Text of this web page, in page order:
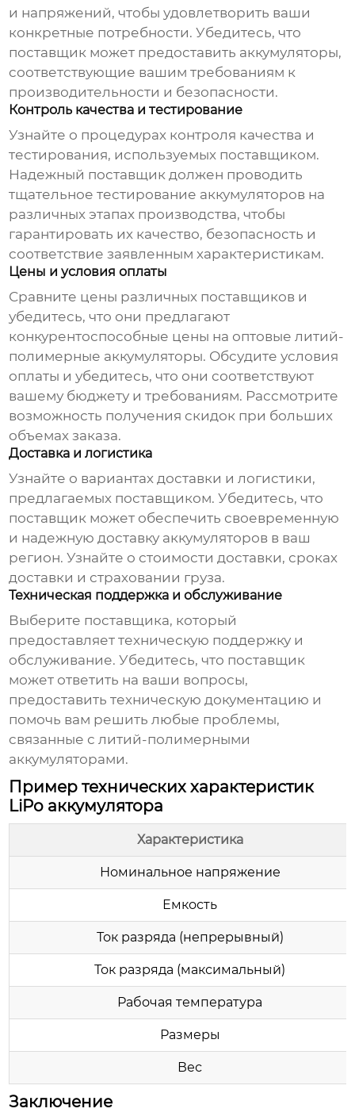
и напряжений, чтобы удовлетворить ваши
конкретные потребности. Убедитесь, что
поставщик может предоставить аккумуляторы,
соответствующие вашим требованиям к
производительности и безопасности.
Контроль качества и тестирование
Узнайте о процедурах контроля качества и
тестирования, используемых поставщиком.
Надежный поставщик должен проводить
тщательное тестирование аккумуляторов на
различных этапах производства, чтобы
гарантировать их качество, безопасность и
соответствие заявленным характеристикам.
Цены и условия оплаты
Сравните цены различных поставщиков и
убедитесь, что они предлагают
конкурентоспособные цены на оптовые литий-
полимерные аккумуляторы. Обсудите условия
оплаты и убедитесь, что они соответствуют
вашему бюджету и требованиям. Рассмотрите
возможность получения скидок при больших
объемах заказа.
Доставка и логистика
Узнайте о вариантах доставки и логистики,
предлагаемых поставщиком. Убедитесь, что
поставщик может обеспечить своевременную
и надежную доставку аккумуляторов в ваш
регион. Узнайте о стоимости доставки, сроках
доставки и страховании груза.
Техническая поддержка и обслуживание
Выберите поставщика, который
предоставляет техническую поддержку и
обслуживание. Убедитесь, что поставщик
может ответить на ваши вопросы,
предоставить техническую документацию и
помочь вам решить любые проблемы,
связанные слитий-полимерными
аккумуляторами.
Пример технических характеристик
LiPo аккумулятора
Характеристика
Номинальное напряжение
Емкость
Ток разряда (непрерывный)
Ток разряда (максимальный)
Рабочая температура
Размеры
Вес
Заключение